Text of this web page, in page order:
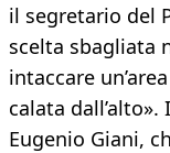
il segretario del
scelta sbagliata
intaccare
calata
Eugenio Giani,